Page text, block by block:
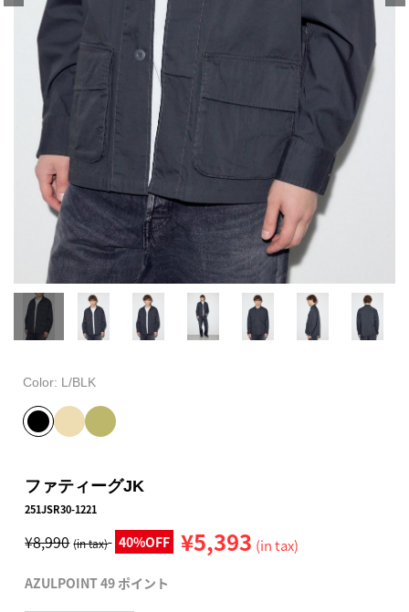
Color: L/BLK
ファティーグJK
251JSR30-1221
¥8,990 (in tax) 40%OFF ¥5,393 (in tax)
AZULPOINT 49 ポイント